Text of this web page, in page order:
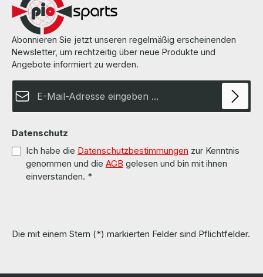
can be found on the pages of the manufacturer. Weitere
Informationen und Details finden Sie auf den Seiten des
Herstellers. All parts are used but 100% OK!!! Alle Teile sind
gebraucht aber 100 % in Ordnung!!!
Abonnieren Sie jetzt unseren regelmäßig erscheinenden
Newsletter, um rechtzeitig über neue Produkte und
Angebote informiert zu werden.
Datenschutz
Ich habe die Datenschutzbestimmungen zur Kenntnis
genommen und die AGB gelesen und bin mit ihnen
einverstanden. *
Die mit einem Stern (*) markierten Felder sind Pflichtfelder.